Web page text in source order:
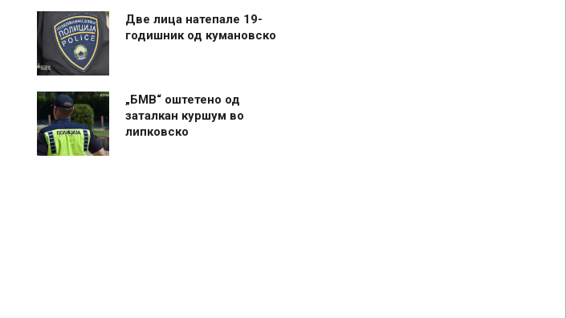
Две лица натепале 19-
годишник од кумановско
„БМВ“ оштетено од
заталкан куршум во
липковско